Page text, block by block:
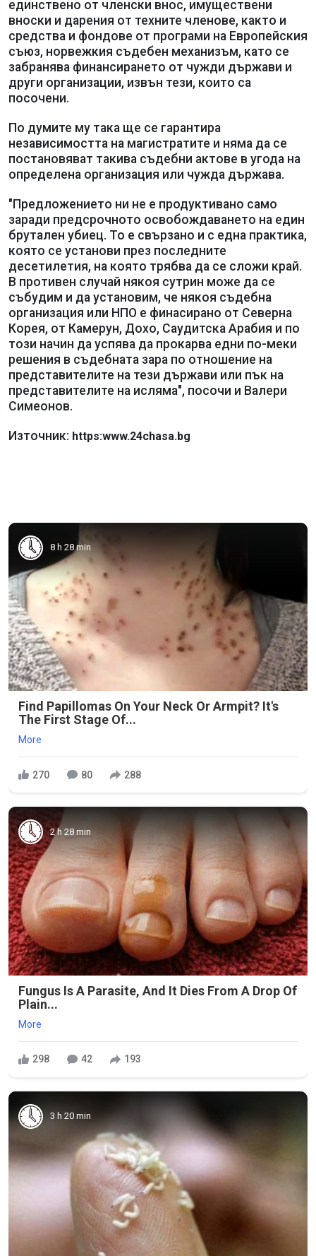
единствено от членски внос, имуществени
вноски и дарения от техните членове, както и
средства и фондове от програми на Европейския
съюз, норвежкия съдебен механизъм, като се
забранява финансирането от чужди държави и
други организации, извън тези, които са
посочени.
По думите му така ще се гарантира
независимостта на магистратите и няма да се
постановяват такива съдебни актове в угода на
определена организация или чужда държава.
"Предложението ни не е продуктивано само
заради предсрочното освобождаването на един
брутален убиец. То е свързано и с една практика,
която се установи през последните
десетилетия, на която трябва да се сложи край.
В противен случай някоя сутрин може да се
събудим и да установим, че някоя съдебна
организация или НПО е финасирано от Северна
Корея, от Камерун, Дохо, Саудитска Арабия и по
този начин да успява да прокарва едни по-меки
решения в съдебната зара по отношение на
представителите на тези държави или пък на
представителите на исляма", посочи и Валери
Симеонов.
Източник: https:www.24chasa.bg
8 h 28 min
Find Papillomas On Your Neck Or Armpit? It's
The First Stage Of...
More
270 80 288
2 h 28 min
Fungus Is A Parasite, And It Dies From A Drop Of
Plain...
More
298 42 193
3 h 20 min